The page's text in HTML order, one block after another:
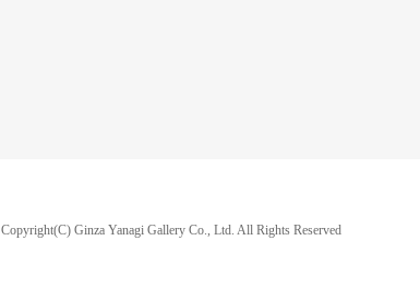
Copyright(C) Ginza Yanagi Gallery Co., Ltd. All Rights Reserved